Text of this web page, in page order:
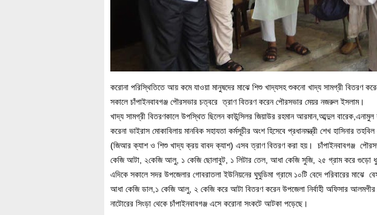
করোনা পরিস্থিতিতে আয় কমে যাওয়া মানুষদের মাঝে শিশু খাদ্যসহ শুকনো খাদ্য সামগ্রী বিতরণ
সকালে চাঁপাইনবাবগঞ্জ পৌরসভার চত্বরে ত্রাণ বিতরণ করেন পৌরসভার মেয়র নজরুল ইসলাম।
খাদ্য সামগ্রী বিতরণকালে উপস্থিত ছিলেন কাউন্সিলর জিয়াউর রহমান আরমান,আব্দুল বারেক,এনামুল
করেনা ভাইরাস মোকাবিলায় মানবিক সহাযতা কর্মসূচীর অংশ হিসেবে প্রধানমন্ত্রী শেখ হাসিনার
(জিআর ক্যাশ ও শিশু খাদ্য ক্রয় বাবদ ক্যাশ) এসব ত্রাণ বিতরণ করা হয়। চাঁপাইনবাবগঞ্জ
কেজি আটা, ২কেজি আলু, ১ কেজি ছোলাবুট, ১ লিটার তেল, আধা কেজি সুজি, ২৫ গ্রাম করে গুড়ো
এদিকে সকালে সদর উপজেলার গোবরাতলা ইউনিয়নের ঘুঘুডিমা গ্রামে ১০টি বেদে পরিবারের মাঝে
আধা কেজি ডাল,১ কেজি আলু, ২ কেজি করে আটা বিতরণ করেন উপজেলা নির্বাহী অফিসার আলমগীর
নাটোরের সিংড়া থেকে চাঁপাইনবাবগঞ্জ এসে করোনা সংকটে আটকা পড়েছে।